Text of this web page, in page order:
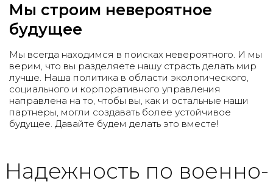
Мы строим невероятное
будущее
Мы всегда находимся в поисках невероятного. И мы
верим, что вы разделяете нашу страсть делать мир
лучше. Наша политика в области экологического,
социального и корпоративного управления
направлена на то, чтобы вы, как и остальные наши
партнеры, могли создавать более устойчивое
будущее. Давайте будем делать это вместе!
Надежность по военно-